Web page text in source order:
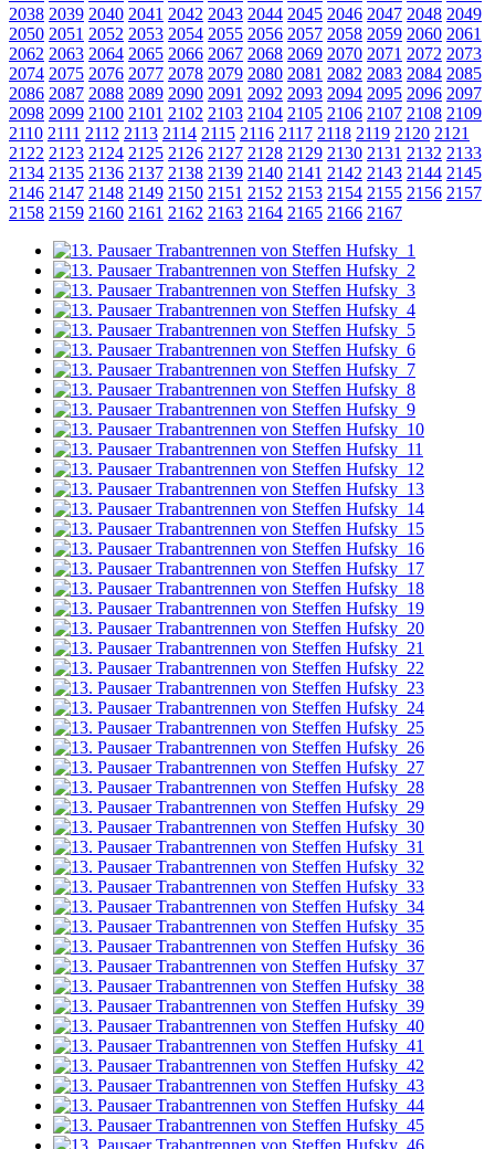
2038 2039 2040 2041 2042 2043 2044 2045 2046 2047 2048 2049
2050 2051 2052 2053 2054 2055 2056 2057 2058 2059 2060 2061
2062 2063 2064 2065 2066 2067 2068 2069 2070 2071 2072 2073
2074 2075 2076 2077 2078 2079 2080 2081 2082 2083 2084 2085
2086 2087 2088 2089 2090 2091 2092 2093 2094 2095 2096 2097
2098 2099 2100 2101 2102 2103 2104 2105 2106 2107 2108 2109
2110 2111 2112 2113 2114 2115 2116 2117 2118 2119 2120 2121
2122 2123 2124 2125 2126 2127 2128 2129 2130 2131 2132 2133
2134 2135 2136 2137 2138 2139 2140 2141 2142 2143 2144 2145
2146 2147 2148 2149 2150 2151 2152 2153 2154 2155 2156 2157
2158 2159 2160 2161 2162 2163 2164 2165 2166 2167